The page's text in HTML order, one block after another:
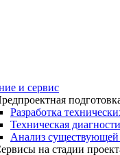
и сервис
Разработка
Техническая
Анализ существующей